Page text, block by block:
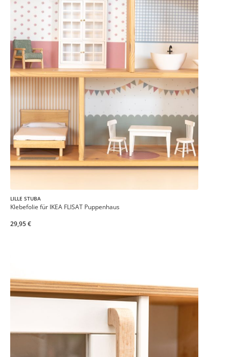
LILLE STUBA
Klebefolie für IKEA FLISAT Puppenhaus
29,95 €